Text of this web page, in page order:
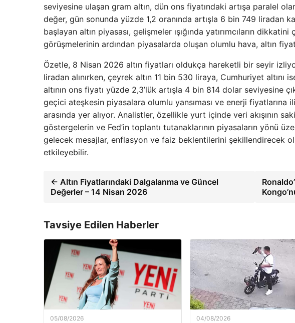
seviyesine ulaşan gram altın, dün ons fiyatındaki artışa paralel
değer, gün sonunda yüzde 1,2 oranında artışla 6 bin 749 liradan
başlayan altın piyasası, gelişmeler ışığında yatırımcıların
görüşmelerinin ardından piyasalarda oluşan olumlu hava, altın
Özetle, 8 Nisan 2026 altın fiyatları oldukça hareketli bir seyir
liradan alınırken, çeyrek altın 11 bin 530 liraya, Cumhuriyet altını
altının ons fiyatı yüzde 2,3’lük artışla 4 bin 814 dolar seviyesine
geçici ateşkesin piyasalara olumlu yansıması ve enerji
arasında yer alıyor. Analistler, özellikle yurt içinde veri akışının
göstergelerin ve Fed’in toplantı tutanaklarının piyasaların yönü
gelecek mesajlar, enflasyon ve faiz beklentilerini şekillendirecek
etkileyebilir.
← Altın Fiyatlarındaki Dalgalanma ve Güncel
Değerler – 14 Nisan 2026
Tavsiye Edilen Haberler
05/08/2026 04/08/2026